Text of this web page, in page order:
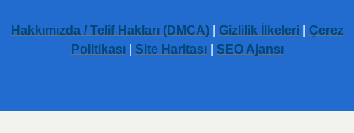
Hakkımızda / Telif Hakları (DMCA)| Gizlilik İlkeleri| Çerez
Politikası| Site Haritası| SEO Ajansı